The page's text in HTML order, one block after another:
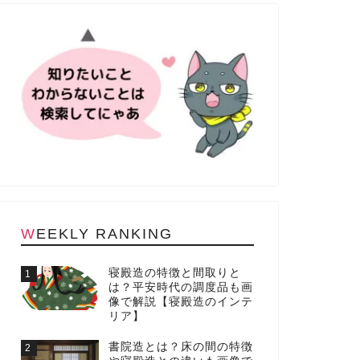
WEEKLY RANKING
1
寝殿造の特徴と間取りと
は？平安時代の調度品も画
像で解説【寝殿造のインテ
リア】
2
書院造とは？床の間の特徴